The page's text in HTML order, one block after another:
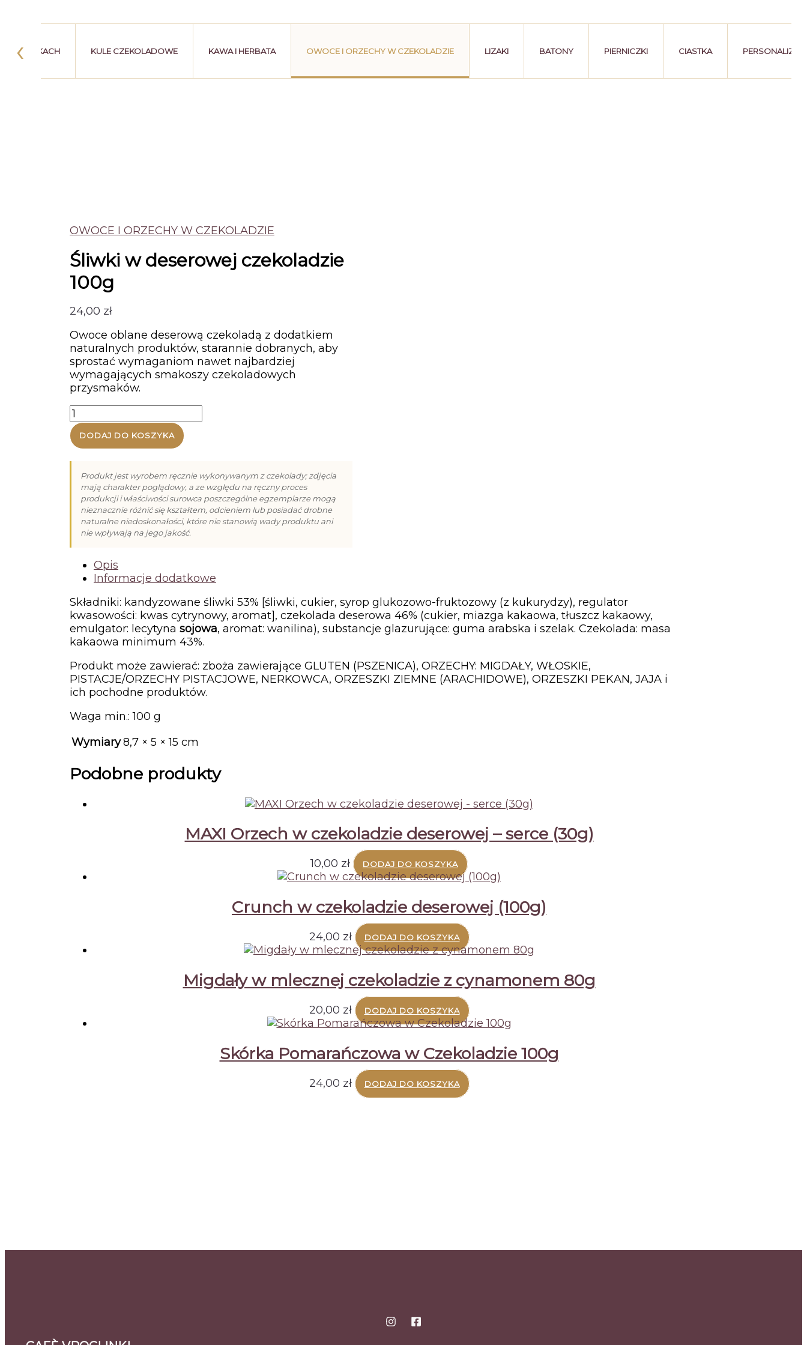
‹
PASTYLKACH KULE CZEKOLADOWE KAWA I HERBATA OWOCE I ORZECHY W CZEKOLADZIE LIZAKI BATONY PIERNICZKI CIASTKA
OWOCE I ORZECHY W CZEKOLADZIE
Śliwki w deserowej czekoladzie
100g
24,00 zł
Owoce oblane deserową czekoladą z dodatkiem
naturalnych produktów, starannie dobranych, aby
sprostać wymaganiom nawet najbardziej
wymagających smakoszy czekoladowych
przysmaków.
ilość
Śliwki
w
deserowej
czekoladzie
100g
DODAJ DO KOSZYKA
Produkt jest wyrobem ręcznie wykonywanym z czekolady; zdjęcia
mają charakter poglądowy, a ze względu na ręczny proces
produkcji i właściwości surowca poszczególne egzemplarze mogą
nieznacznie różnić się kształtem, odcieniem lub posiadać drobne
naturalne niedoskonałości, które nie stanowią wady produktu ani
nie wpływają na jego jakość.
Opis
Informacje dodatkowe
Składniki: kandyzowane śliwki 53% [śliwki, cukier, syrop glukozowo-fruktozowy (z kukurydzy), regulator
kwasowości: kwas cytrynowy, aromat], czekolada deserowa 46% (cukier, miazga kakaowa, tłuszcz kakaowy,
emulgator: lecytyna sojowa, aromat: wanilina), substancje glazurujące: guma arabska i szelak. Czekolada: masa
kakaowa minimum 43%.
Produkt może zawierać: zboża zawierające GLUTEN (PSZENICA), ORZECHY: MIGDAŁY, WŁOSKIE,
PISTACJE/ORZECHY PISTACJOWE, NERKOWCA, ORZESZKI ZIEMNE (ARACHIDOWE), ORZESZKI PEKAN, JAJA i
ich pochodne produktów.
Waga min.: 100 g
Wymiary8,7 × 5 × 15 cm
Podobne produkty
MAXI Orzech w czekoladzie deserowej – serce (30g)
10,00 zł DODAJ DO KOSZYKA
Crunch w czekoladzie deserowej (100g)
24,00 zł DODAJ DO KOSZYKA
Migdały w mlecznej czekoladzie z cynamonem 80g
20,00 zł DODAJ DO KOSZYKA
Skórka Pomarańczowa w Czekoladzie 100g
24,00 zł DODAJ DO KOSZYKA